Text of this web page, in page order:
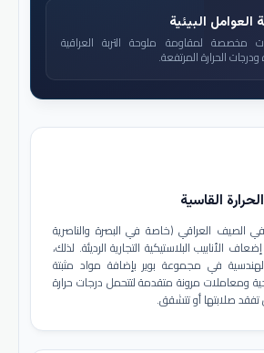
العوامل البيئية
مخصصة لمقاومة ملوحة التربة العراقية
الحرارة المرتفعة.
القاسية
في الصيف العراقي (خاصة في البصرة والناصرية
الأنابيب البلاستيكية التجارية الرديئة. لذلك،
في مجموعة بوير بإضافة مواد مثبتة
ومعاملات مرونة متقدمة لتتحمل درجات حرارة
تفقد صلابتها أو تتشقق.